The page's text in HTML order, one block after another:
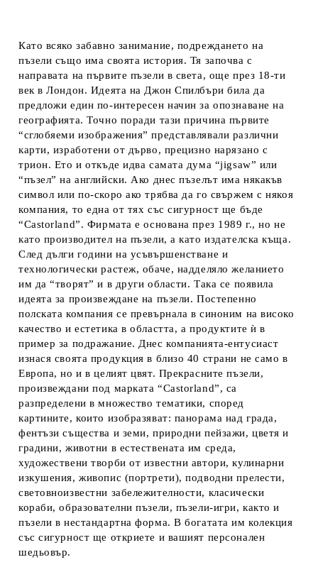
Като всяко забавно занимание, подреждането на
пъзели също има своята история. Тя започва с
направата на първите пъзели в света, още през 18-ти
век в Лондон. Идеята на Джон Спилбъри била да
предложи един по-интересен начин за опознаване на
географията. Точно поради тази причина първите
“сглобяеми изображения” представлявали различни
карти, изработени от дърво, прецизно нарязано с
трион. Ето и откъде идва самата дума “jigsaw” или
“пъзел” на английски. Ако днес пъзелът има някакъв
символ или по-скоро ако трябва да го свържем с някоя
компания, то една от тях със сигурност ще бъде
“Castorland”. Фирмата е основана през 1989 г., но не
като производител на пъзели, а като издателска къща.
След дълги години на усъвършенстване и
технологически растеж, обаче, надделяло желанието
им да “творят” и в други области. Така се появила
идеята за произвеждане на пъзели. Постепенно
полската компания се превърнала в синоним на високо
качество и естетика в областта, а продуктите ѝ в
пример за подражание. Днес компанията-ентусиаст
изнася своята продукция в близо 40 страни не само в
Европа, но и в целият цвят. Прекрасните пъзели,
произвеждани под марката “Castorland”, са
разпределени в множество тематики, според
картините, които изобразяват: панорама над града,
фентъзи същества и земи, природни пейзажи, цветя и
градини, животни в естествената им среда,
художествени творби от известни автори, кулинарни
изкушения, живопис (портрети), подводни прелести,
световноизвестни забележителности, класически
кораби, образователни пъзели, пъзели-игри, както и
пъзели в нестандартна форма. В богатата им колекция
със сигурност ще откриете и вашият персонален
шедьовър.